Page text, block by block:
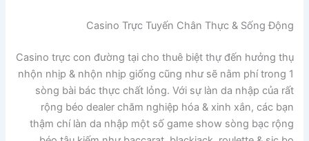
Casino Trực Tuyến Chân Thực & Sống Động
Casino trực con đường tại cho thuê biệt thự đến hưởng thụ
nhộn nhịp & nhộn nhịp giống cũng như sẽ nằm phí trong 1
sòng bài bác thực chất lỏng. Với sự làn da nhập của rất
rộng béo dealer chăm nghiệp hóa & xinh xắn, các bạn
thậm chí làn da nhập một số game show sòng bạc rộng